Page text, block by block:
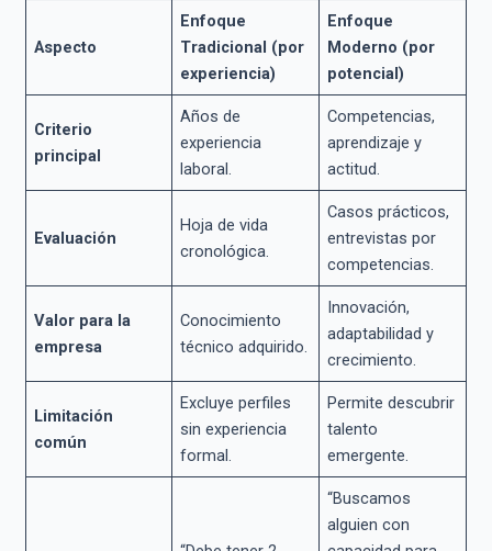
Aspecto
Enfoque
Tradicional (por
experiencia)
Enfoque
Moderno (por
potencial)
Criterio
principal
Años de
experiencia
laboral.
Competencias,
aprendizaje y
actitud.
Evaluación
Hoja de vida
cronológica.
Casos prácticos,
entrevistas por
competencias.
Valor para la
empresa
Conocimiento
técnico adquirido.
Innovación,
adaptabilidad y
crecimiento.
Limitación
común
Excluye perfiles
sin experiencia
formal.
Permite descubrir
talento
emergente.
“Buscamos
alguien con